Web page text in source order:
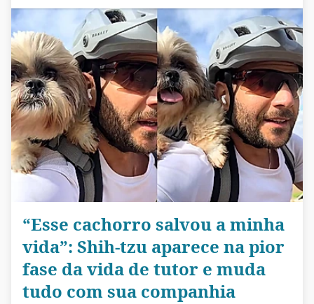
“Esse cachorro salvou a minha
vida”: Shih-tzu aparece na pior
fase da vida de tutor e muda
tudo com sua companhia